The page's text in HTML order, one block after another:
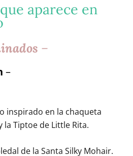
aparece en
–
–
inspirado en la chaqueta
la Tiptoe de Little Rita.
de la Santa Silky Mohair.